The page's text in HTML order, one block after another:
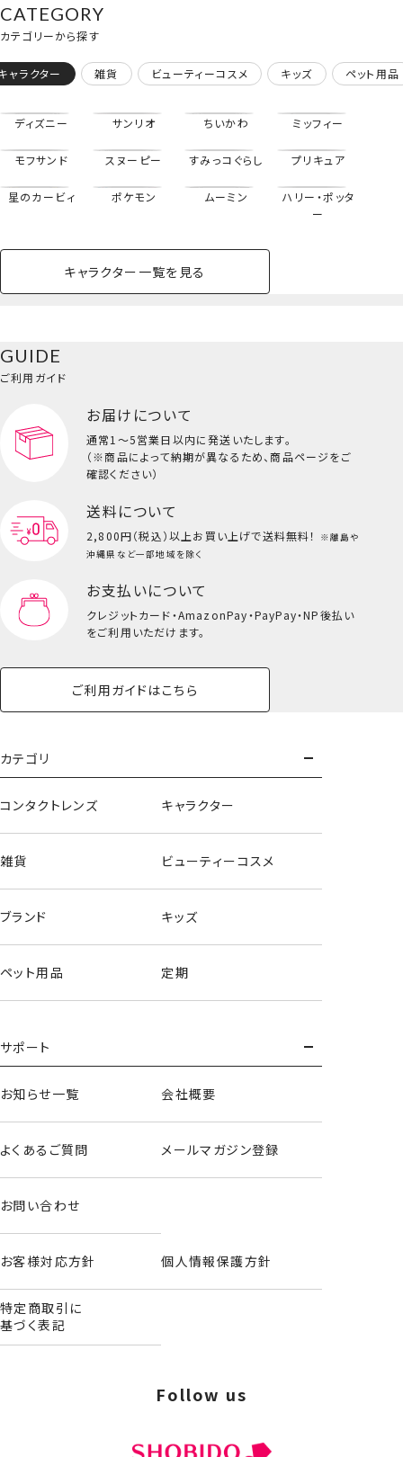
マジラボセット
しわ伸ばしテープ専用クリーム
増量版No.1ラージタイプ
増量版No.2ポイントタイプ
入) 【1箱あたり919
円お徳の増量版】
MAGiE LAB.
MG43809
shobido 粧美堂
CATEGORY
カテゴリーから探す
ャラクター 雑貨 ビューティーコスメ キッズ ペット用品
ディズニー サンリオ ちいかわ ミッフィー
モフサンド スヌーピー すみっコぐらし プリキュア
星のカービィ ポケモン ムーミン
ハリー・ポッタ
ー
キャラクター一覧を見る
イクアップ
ビューティーコスメ一覧を見る
バッグ・タオル・
小物
キッズ一覧を見る
GUIDE
ご利用ガイド
お届けについて
通常1～5営業日以内に発送いたします。
（※商品によって納期が異なるため、商品ページをご
確認ください）
送料について
2,800円（税込）以上お買い上げで送料無料！
※離島や
沖縄県など一部地域を除く
お支払いについて
クレジットカード・AmazonPay・PayPay・NP後払い
をご利用いただけます。
ご利用ガイドはこちら
カテゴリ
コンタクトレンズ キャラクター
雑貨 ビューティーコスメ
ブランド キッズ
ペット用品 定期
サポート
お知らせ一覧 会社概要
よくあるご質問 メールマガジン登録
お問い合わせ
お客様対応方針 個人情報保護方針
特定商取引に
基づく表記
Follow us